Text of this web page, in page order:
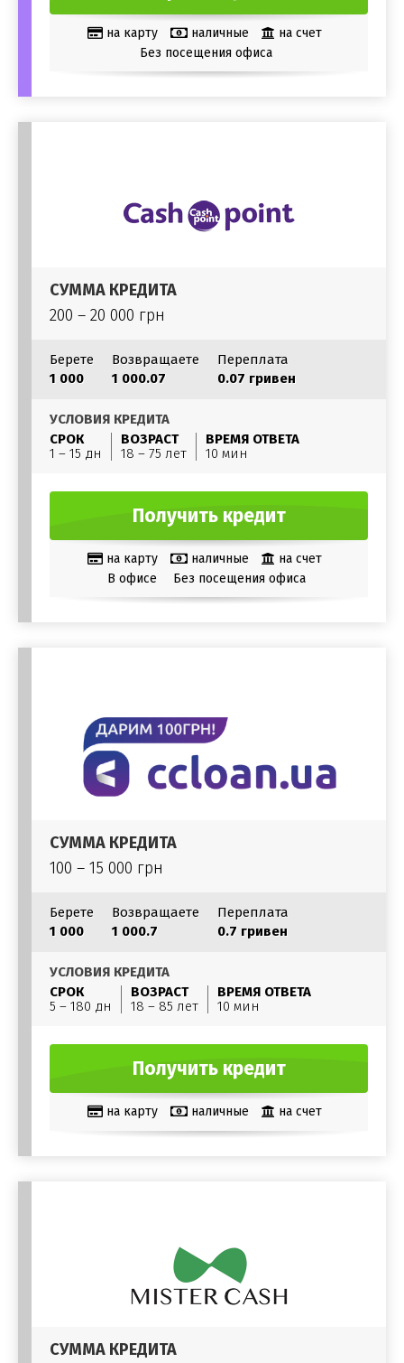
на карту наличные
на счет
Без посещения офиса
СУММА КРЕДИТА
200 – 20 000 грн
Берете
1 000
Возвращаете
1 000.07
Переплата
0.07 гривен
УСЛОВИЯ КРЕДИТА
СРОК
1 – 15 дн
ВОЗРАСТ
18 – 75 лет
ВРЕМЯ ОТВЕТА
10 мин
Получить кредит
на карту наличные
на счет
В офисе
Без посещения офиса
СУММА КРЕДИТА
100 – 15 000 грн
Берете
1 000
Возвращаете
1 000.7
Переплата
0.7 гривен
УСЛОВИЯ КРЕДИТА
СРОК
5 – 180 дн
ВОЗРАСТ
18 – 85 лет
ВРЕМЯ ОТВЕТА
10 мин
Получить кредит
на карту наличные на счет
СУММА КРЕДИТА